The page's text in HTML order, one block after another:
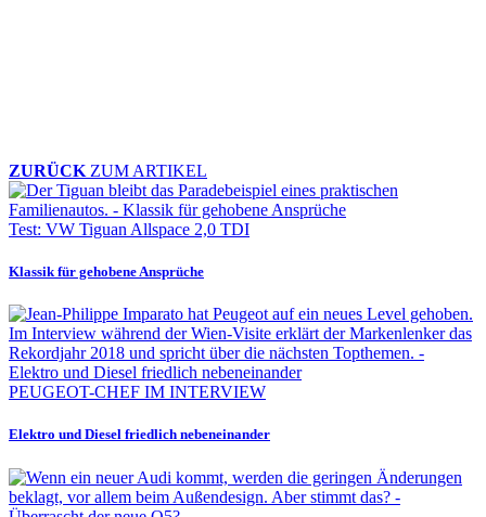
ZURÜCK ZUM ARTIKEL
Test: VW Tiguan Allspace 2,0 TDI
Klassik für gehobene Ansprüche
PEUGEOT-CHEF IM INTERVIEW
Elektro und Diesel friedlich nebeneinander